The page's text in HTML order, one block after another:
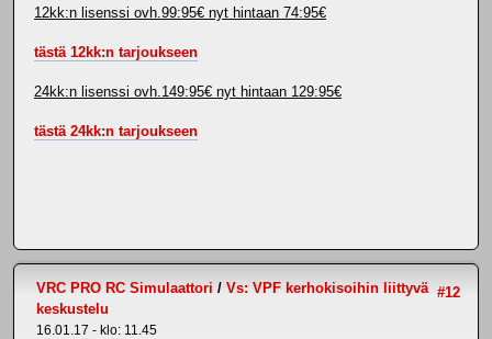
12kk:n lisenssi ovh.99:95€ nyt hintaan 74:95€
tästä 12kk:n tarjoukseen
24kk:n lisenssi ovh.149:95€ nyt hintaan 129:95€
tästä 24kk:n tarjoukseen
#12
VRC PRO RC Simulaattori / Vs: VPF kerhokisoihin liittyvä
keskustelu
16.01.17 - klo: 11.45